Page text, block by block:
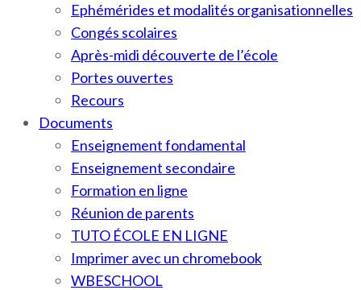
Ephémérides et modalités organisationnelles
Congés scolaires
Après-midi découverte de l’école
Portes ouvertes
Recours
Documents
Enseignement fondamental
Enseignement secondaire
Formation en ligne
Réunion de parents
TUTO ÉCOLE EN LIGNE
Imprimer avec un chromebook
WBESCHOOL